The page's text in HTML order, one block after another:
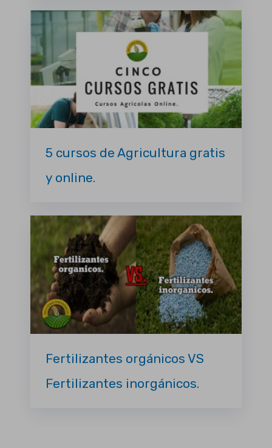
5 cursos de Agricultura gratis
y online.
Fertilizantes orgánicos VS
Fertilizantes inorgánicos.